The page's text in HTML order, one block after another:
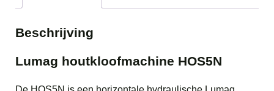
Beschrijving
Lumag houtkloofmachine HOS5N